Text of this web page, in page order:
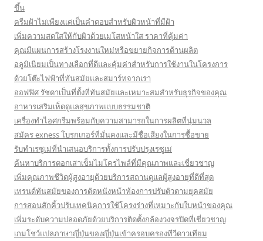
ขึ้น
ครีมฝ้าไม่เพียงแค่เป็นคำตอบสำหรับผิวหน้าที่มีฝ้า
เพิ่มความสดใสให้กับผิวด้วยเมโสหน้าใส ราคาที่คุ้มค่า
คุณมีแผนการสร้างโรงงานใหม่หรือขยายกิจการด้านผลิต
อลูมิเนียมเป็นทางเลือกที่ดีและคุ้มค่าสำหรับการใช้งานในโครงการ
ด้วยโต๊ะไฟฟ้าที่ทันสมัยและสมาร์ทจากเรา
ออฟฟิศ รัชดาเป็นที่ตั้งที่ทันสมัยและเหมาะสมสำหรับธุรกิจของคุณ
อาหารเสริมเห็ดดูแลสุขภาพแบบธรรมชาติ
เครื่องทำไอศกรีมพร้อมกับความสามารถในการผลิตที่นุ่มนวล
สมัคร exness โบรกเกอร์ที่มั่นคงและมีชื่อเสียงในการซื้อขาย
รับทำเรซูเม่ที่นำเสนอบริการทั้งการปรับปรุงเรซูเม่
ค้นหาบริการตอกเสาเข็มไมโครไพล์ที่มีคุณภาพและเชี่ยวชาญ
เพิ่มคุณภาพชีวิตผู้สูงอายุด้วยบริการสถานดูแลผู้สูงอายุที่ดีที่สุด
เทรนด์ทันสมัยของการตัดหนังหน้าท้องการปรับตัวตามยุคสมัย
การสอนสักคิ้วปรับเทคนิคการใช้โครงร่างที่เหมาะกับใบหน้าของคุณ
เพิ่มระดับความปลอดภัยด้วยบริการติดตั้งกล้องวงจรปิดที่เชี่ยวชาญ
เกมโชว์แปลภาษาญี่ปุ่นของญี่ปุ่นเข้าครอบครองทีวีดาวเทียม